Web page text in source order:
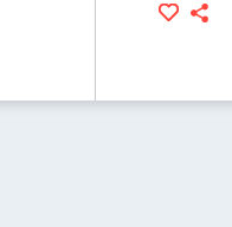
Marcin Mann,